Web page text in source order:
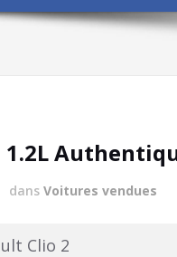
dans Voitures vendues
Clio 2